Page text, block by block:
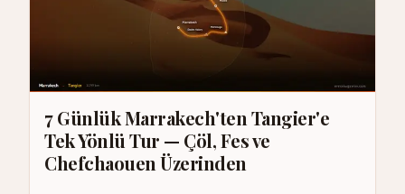
7 Günlük Marrakech'ten Tangier'e
Tek Yönlü Tur — Çöl, Fes ve
Chefchaouen Üzerinden